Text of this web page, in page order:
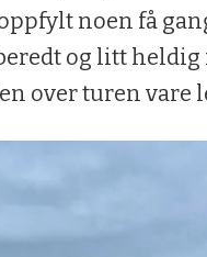
noen få
og litt heldig
over turen vare